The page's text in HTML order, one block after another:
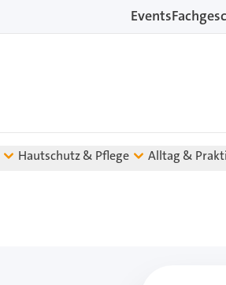
Events
Hautschutz & Pflege Alltag &